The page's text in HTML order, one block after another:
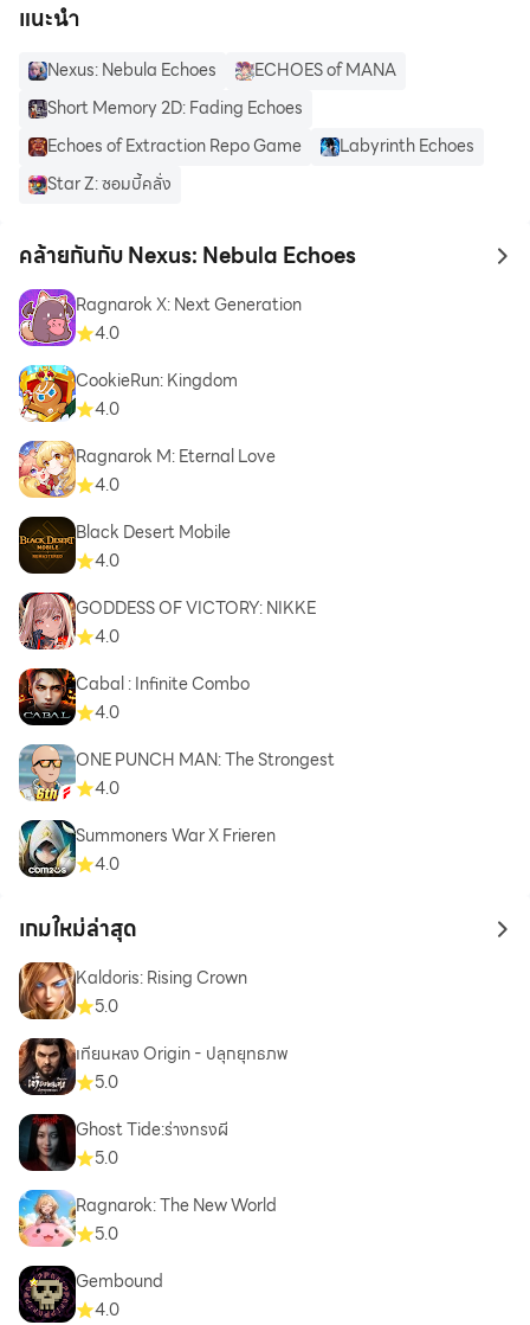
แนะนำ
Nexus: Nebula Echoes
ECHOES of MANA
Short Memory 2D: Fading Echoes
Echoes of Extraction Repo Game
Labyrinth Echoes
Star Z: ซอมบี้คลั่ง
คล้ายกันกับ Nexus: Nebula Echoes to
Ragnarok X: Next Generation
4.0
CookieRun: Kingdom
4.0
Ragnarok M: Eternal Love
4.0
Black Desert Mobile
4.0
GODDESS OF VICTORY: NIKKE
4.0
Cabal : Infinite Combo
4.0
ONE PUNCH MAN: The Strongest
4.0
Summoners War X Frieren
4.0
เกมใหม่ล่าสุด to
Kaldoris: Rising Crown
5.0
เทียนหลง Origin - ปลุกยุทธภพ
5.0
Ghost Tide:ร่างทรงผี
5.0
Ragnarok: The New World
5.0
Gembound
4.0